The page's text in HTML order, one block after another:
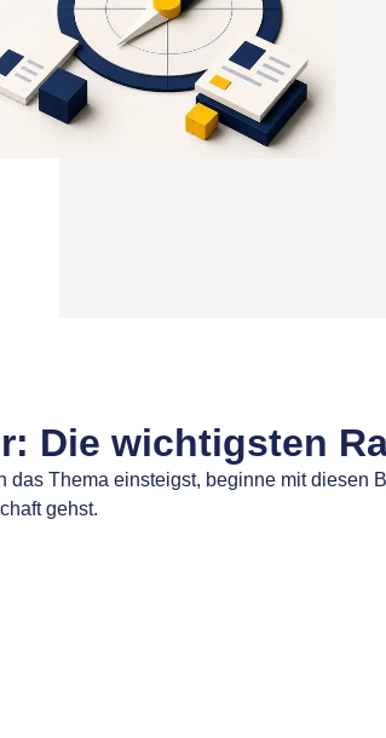
Die wichtigsten
das Thema einsteigst, beginne mit diesen
gehst.